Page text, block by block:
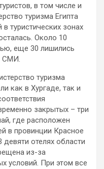
в том числе и
туризма Египта
туристических зонах
Около 10
еще 30 лишились
СМИ.
туризма
как в Хургаде, так и
закрытых – три
где расположен
в провинции Красное
девяти отелях области
из-за
условий. При этом все